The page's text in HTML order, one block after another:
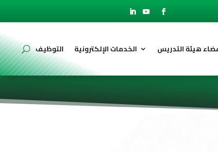
هيئة التدريس الخدمات الإلكترونية التوظيف